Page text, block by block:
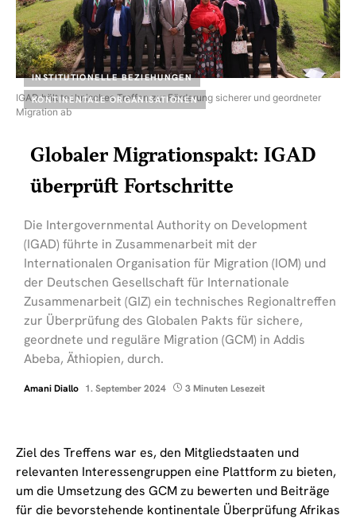
IGAD hält technisches Treffen zur Förderung sicherer und geordneter
Migration ab
INSTITUTIONELLE BEZIEHUNGEN
KONTINENTALE ORGANISATIONEN
Globaler Migrationspakt: IGAD
überprüft Fortschritte
Die Intergovernmental Authority on Development
(IGAD) führte in Zusammenarbeit mit der
Internationalen Organisation für Migration (IOM) und
der Deutschen Gesellschaft für Internationale
Zusammenarbeit (GIZ) ein technisches Regionaltreffen
zur Überprüfung des Globalen Pakts für sichere,
geordnete und reguläre Migration (GCM) in Addis
Abeba, Äthiopien, durch.
Amani Diallo 1. September 2024 3 Minuten Lesezeit
Ziel des Treffens war es, den Mitgliedstaaten und
relevanten Interessengruppen eine Plattform zu bieten,
um die Umsetzung des GCM zu bewerten und Beiträge
für die bevorstehende kontinentale Überprüfung Afrikas